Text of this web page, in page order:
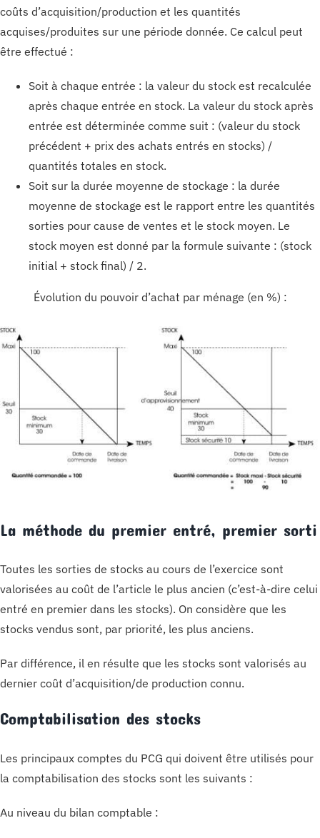
coûts d’acquisition/production et les quantités
acquises/produites sur une période donnée. Ce calcul peut
être effectué :
Soit à chaque entrée : la valeur du stock est recalculée
après chaque entrée en stock. La valeur du stock après
entrée est déterminée comme suit : (valeur du stock
précédent + prix des achats entrés en stocks) /
quantités totales en stock.
Soit sur la durée moyenne de stockage : la durée
moyenne de stockage est le rapport entre les quantités
sorties pour cause de ventes et le stock moyen. Le
stock moyen est donné par la formule suivante : (stock
initial + stock final) / 2.
Évolution du pouvoir d’achat par ménage (en %) :
La méthode du premier entré, premier sorti
Toutes les sorties de stocks au cours de l’exercice sont
valorisées au coût de l’article le plus ancien (c’est-à-dire celui
entré en premier dans les stocks). On considère que les
stocks vendus sont, par priorité, les plus anciens.
Par différence, il en résulte que les stocks sont valorisés au
dernier coût d’acquisition/de production connu.
Comptabilisation des stocks
Les principaux comptes du PCG qui doivent être utilisés pour
la comptabilisation des stocks sont les suivants :
Au niveau du bilan comptable :